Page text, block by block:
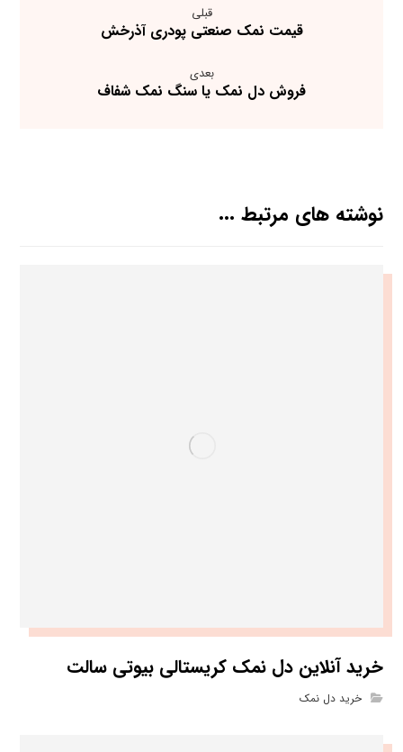
قبلی
قیمت نمک صنعتی پودری آذرخش
بعدی
فروش دل نمک یا سنگ نمک شفاف
نوشته های مرتبط ...
خرید آنلاین دل نمک کریستالی بیوتی سالت
خرید دل نمک